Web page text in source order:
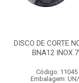
DISCO DE CORTE
BNA12 INOX
Código: 11045
Embalagem: